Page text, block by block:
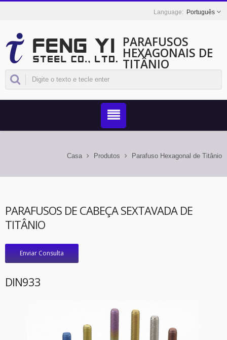
Português
PARAFUSOS
HEXAGONAIS DE
TITÂNIO
PADRÃO DIN 933
Casa Produtos Parafuso Hexagonal de Titânio
PARAFUSOS DE CABEÇA SEXTAVADA DE
TITÂNIO
Enviar Consulta
DIN933